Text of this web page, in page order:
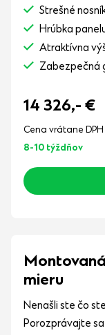
Strešné
Hrúbka
Atraktívna
Zabezpečná
14 326,- €
Cena vrátane DPH
8-10 týždňov
mieru
Nenašli ste čo
Porozprávajte